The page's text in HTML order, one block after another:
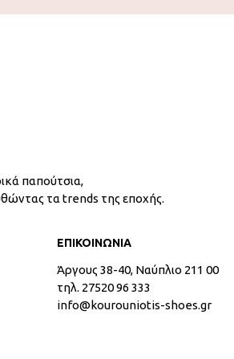
παπούτσια,
τα trends της εποχής.
ΕΠΙΚΟΙΝΩΝΙΑ
Άργους 38-40, Ναύπλιο 211 00
τηλ. 27520 96 333
info@kourouniotis-shoes.gr